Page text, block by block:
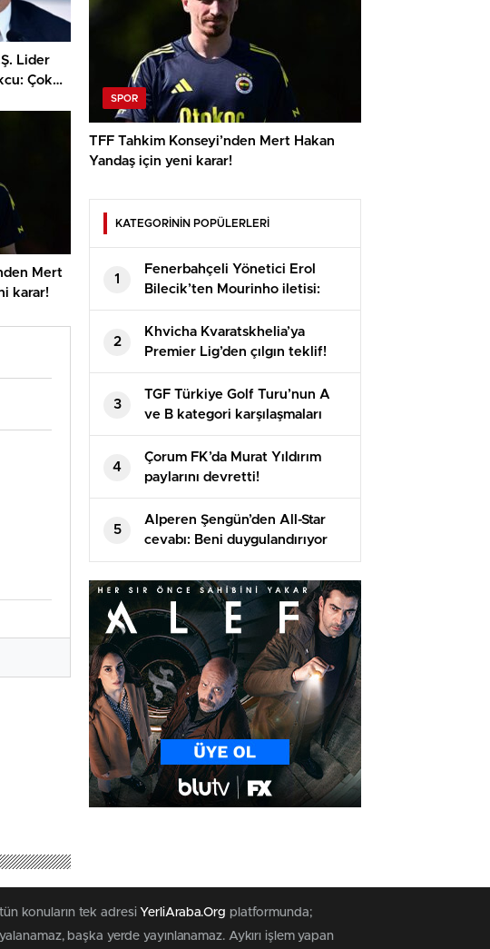
Lider
Çok
Mert
karar!
SPOR
TFF Tahkim Konseyi’nden Mert Hakan
Yandaş için yeni karar!
KATEGORİNİN POPÜLERLERİ
1
Fenerbahçeli Yönetici Erol
Bilecik’ten Mourinho iletisi:
Bayraklarınızı hazırlayın
2
Khvicha Kvaratskhelia’ya
Premier Lig’den çılgın teklif!
Adeta servet bedelinde
3
TGF Türkiye Golf Turu’nun A
ve B kategori karşılaşmaları
Bodrum’da oynandı
4
Çorum FK’da Murat Yıldırım
paylarını devretti!
5
Alperen Şengün’den All-Star
cevabı: Beni duygulandırıyor
konuların tek adresi YerliAraba.Org platformunda;
başka yerde yayınlanamaz. Aykırı işlem yapan